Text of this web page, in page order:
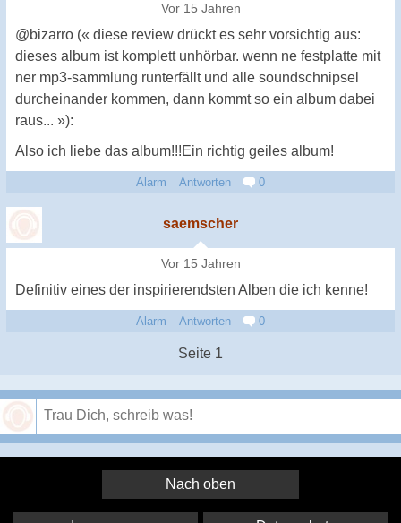
Vor 15 Jahren
@bizarro (« diese review drückt es sehr vorsichtig aus:
dieses album ist komplett unhörbar. wenn ne festplatte mit
ner mp3-sammlung runterfällt und alle soundschnipsel
durcheinander kommen, dann kommt so ein album dabei
raus... »):
Also ich liebe das album!!!Ein richtig geiles album!
Alarm Antworten 0
saemscher
Vor 15 Jahren
Definitiv eines der inspirierendsten Alben die ich kenne!
Alarm Antworten 0
Seite 1
Nach oben